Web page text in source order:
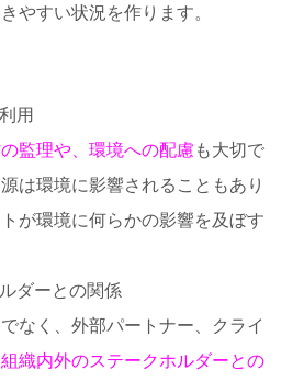
やすい状況を作ります。
用
監理や、環境への配慮 も大切で
は環境に影響されることもあり
が環境に何らかの影響を及ぼす
ダーとの関係
なく、外部パートナー、クライ
組織内外のステークホルダーとの